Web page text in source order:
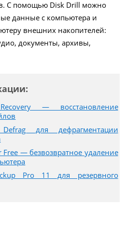
С помощью Disk Drill можно
данные с компьютера и
внешних накопителей:
документы, архивы,
— восстановление
для дефрагментации
Free — безвозвратное удаление
Pro 11 для резервного